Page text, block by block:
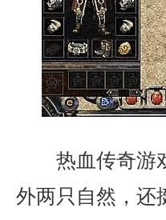
热血传奇游
外两只自然，还